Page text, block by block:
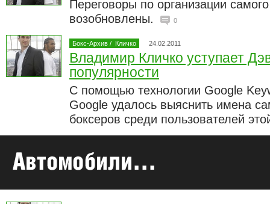
Переговоры по организации
возобновлены.
0
Бокс-Архив / Кличко 24.02.2011
Владимир Кличко уступает
популярности
С помощью технологии Google
Google удалось выяснить имена
боксеров среди пользователей